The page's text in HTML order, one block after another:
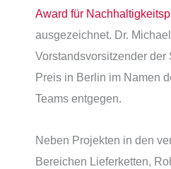
Award für
ausgezeichnet. Dr.
Vorstandsvorsitzender der
Preis in Berlin im Namen
Teams entgegen.
Neben Projekten in den
Bereichen Lieferketten,